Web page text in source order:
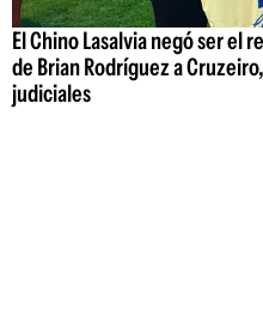
El Chino Lasalvia negó ser el
de Brian Rodríguez a
judiciales